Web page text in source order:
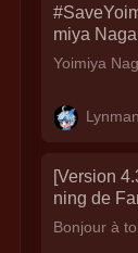
miya
Impact
Guide
[Version
ning de
ute :
hemins